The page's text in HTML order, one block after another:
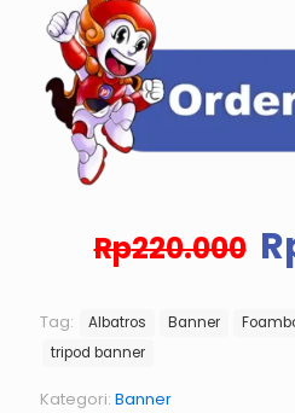
Rp220.000
Tag: Albatros Banner
tripod banner
Kategori: Banner